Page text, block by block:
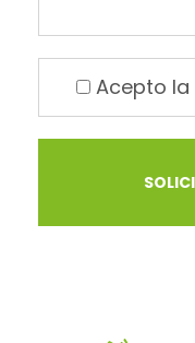
Acepto la